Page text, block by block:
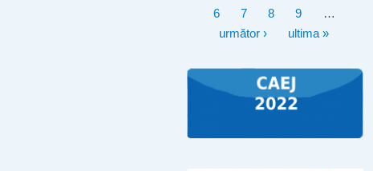
6
7 8 9
…
următor ›
ultima »